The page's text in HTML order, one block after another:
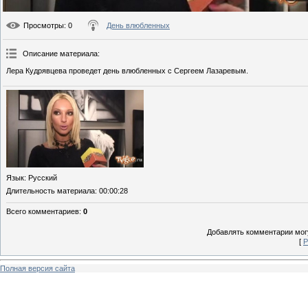
Просмотры: 0 День влюбленных
Описание материала:
Лера Кудрявцева проведет день влюбленных с Сергеем Лазаревым.
Язык: Русский
Длительность материала: 00:00:28
Всего комментариев: 0
Добавлять комментарии
[
Полная версия сайта